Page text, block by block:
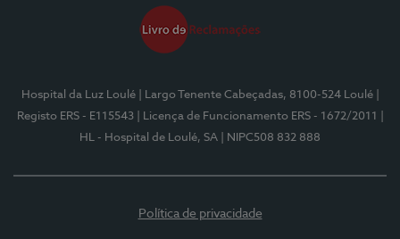
Hospital da Luz Loulé | Largo Tenente Cabeçadas, 8100-524 Loulé
Registo ERS - E115543
| Licença de Funcionamento ERS - 1672/2011
HL - Hospital de Loulé, SA
| NIPC508 832 888
Política de privacidade